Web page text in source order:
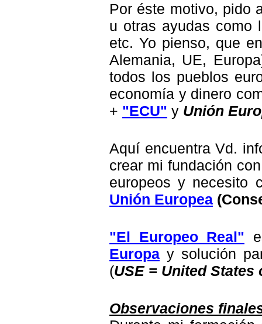
Por éste motivo, pido
u otras ayudas como
etc. Yo pienso, que
Alemania, UE,
todos los pueblos
economía y dinero
+ "ECU" y Unión
Aquí encuentra Vd.
crear mi fundación
europeos y necesito
Unión Europea
"El Europeo Real"
Europa y solución
(USE = United States
Observaciones